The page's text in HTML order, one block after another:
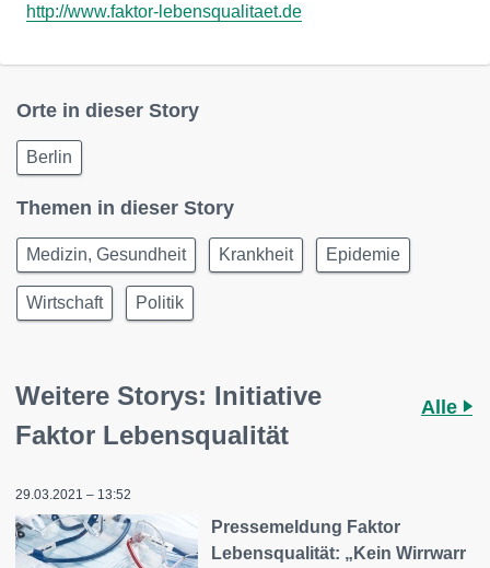
http://www.faktor-lebensqualitaet.de
Orte in dieser Story
Berlin
Themen in dieser Story
Medizin, Gesundheit Krankheit Epidemie
Wirtschaft Politik
Weitere Storys: Initiative
Faktor Lebensqualität
Alle
29.03.2021 – 13:52
Pressemeldung Faktor
Lebensqualität: „Kein Wirrwarr